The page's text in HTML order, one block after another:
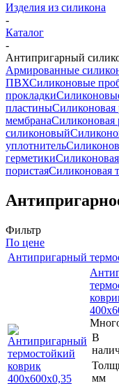
Изделия из силикона
-
Каталог
-
Антипригарный
Армированные
ПВХСиликоновые
прокладки
пластиныСиликоновая
мембранаСиликоновая
силиконовый
уплотнитель
герметики
пористаяСиликоновая
Фильтр
По цене
Антипригарный
В
мм